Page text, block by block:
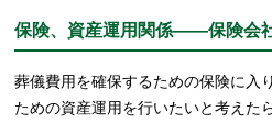
保険、資産運用関係――保険会
葬儀費用を確保するための保険に入
ための資産運用を行いたいと考えた